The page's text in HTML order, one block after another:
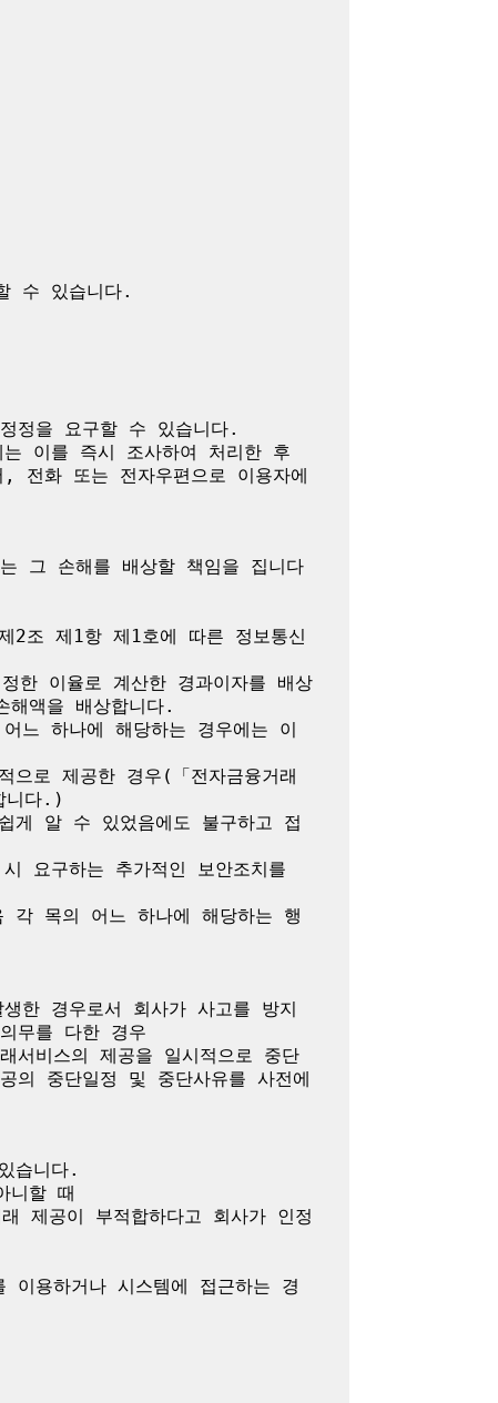
수 있습니다.
정을 요구할 수 있습니다.
이를 즉시 조사하여 처리한 후
전화 또는 전자우편으로 이용자에
그 손해를 배상할 책임을 집니다
2조 제1항 제1호에 따른 정보통신
한 이율로 계산한 경과이자를 배상
액을 배상합니다.
느 하나에 해당하는 경우에는 이
로 제공한 경우(「전자금융거래
니다.)
게 알 수 있었음에도 불구하고 접
요구하는 추가적인 보안조치를
각 목의 어느 하나에 해당하는 행
한 경우로서 회사가 사고를 방지
무를 다한 경우
비스의 제공을 일시적으로 중단
의 중단일정 및 중단사유를 사전에
습니다.
니할 때
제공이 부적합하다고 회사가 인정
이용하거나 시스템에 접근하는 경